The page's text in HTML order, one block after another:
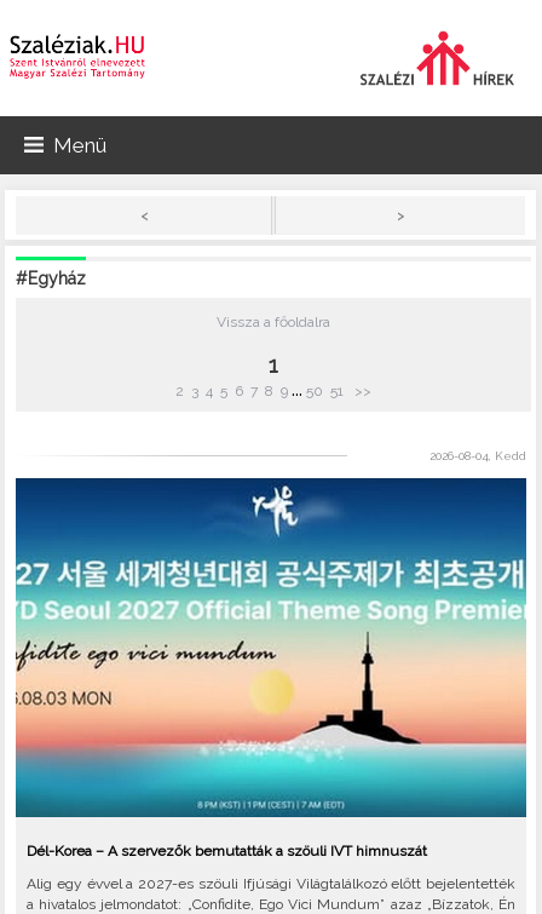
Menü
< >
#Egyház
Vissza a főoldalra
1
2 3 4 5 6 7 8 9 ... 50 51 >>
2026-08-04, Kedd
Dél-Korea – A szervezők bemutatták a szöuli IVT himnuszát
Alig egy évvel a 2027-es szöuli Ifjúsági Világtalálkozó előtt bejelentették
a hivatalos jelmondatot: „Confidite, Ego Vici Mundum” azaz „Bízzatok, Én